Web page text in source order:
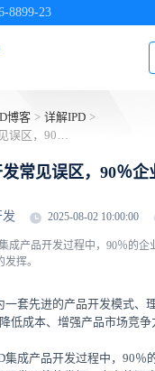
8899-23
博客 > 详解IPD >
IPD集成产品开发常见误区，90％企业都会踩的坑
常见误区，90％企
2025-08-02 10:00:00
成产品开发过程中，90％的企
挥。
一套先进的产品开发模式、
低成本、增强产品市场竞争
集成产品开发过程中，90％